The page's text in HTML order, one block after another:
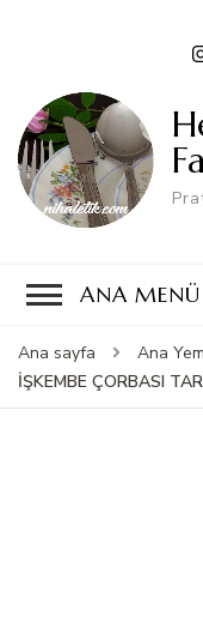
ANA MENÜ
Ana sayfa Ana
İŞKEMBE ÇORBASI